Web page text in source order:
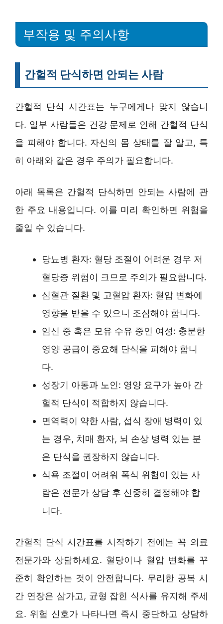
부작용 및 주의사항
간헐적 단식하면 안되는 사람
간헐적 단식 시간표는 누구에게나 맞지 않습니
다. 일부 사람들은 건강 문제로 인해 간헐적 단식
을 피해야 합니다. 자신의 몸 상태를 잘 알고, 특
히 아래와 같은 경우 주의가 필요합니다.
아래 목록은 간헐적 단식하면 안되는 사람에 관
한 주요 내용입니다. 이를 미리 확인하면 위험을
줄일 수 있습니다.
당뇨병 환자: 혈당 조절이 어려운 경우 저
혈당증 위험이 크므로 주의가 필요합니다.
심혈관 질환 및 고혈압 환자: 혈압 변화에
영향을 받을 수 있으니 조심해야 합니다.
임신 중 혹은 모유 수유 중인 여성: 충분한
영양 공급이 중요해 단식을 피해야 합니
다.
성장기 아동과 노인: 영양 요구가 높아 간
헐적 단식이 적합하지 않습니다.
면역력이 약한 사람, 섭식 장애 병력이 있
는 경우, 치매 환자, 뇌 손상 병력 있는 분
은 단식을 권장하지 않습니다.
식욕 조절이 어려워 폭식 위험이 있는 사
람은 전문가 상담 후 신중히 결정해야 합
니다.
간헐적 단식 시간표를 시작하기 전에는 꼭 의료
전문가와 상담하세요. 혈당이나 혈압 변화를 꾸
준히 확인하는 것이 안전합니다. 무리한 공복 시
간 연장은 삼가고, 균형 잡힌 식사를 유지해 주세
요. 위험 신호가 나타나면 즉시 중단하고 상담하